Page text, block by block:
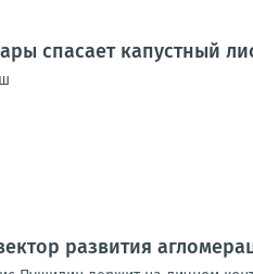
спасает капустный
развития